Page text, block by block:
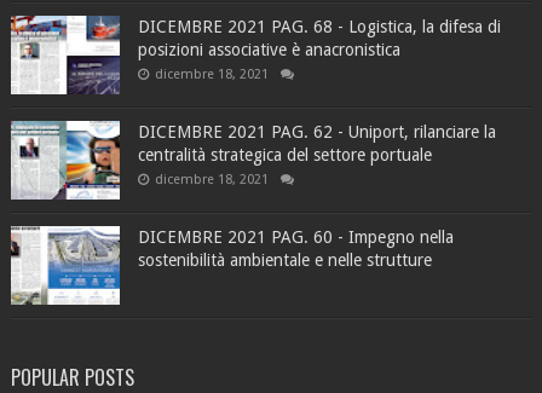
DICEMBRE 2021 PAG. 68 - Logistica, la difesa di
posizioni associative è anacronistica
dicembre 18, 2021
DICEMBRE 2021 PAG. 62 - Uniport, rilanciare la
centralità strategica del settore portuale
dicembre 18, 2021
DICEMBRE 2021 PAG. 60 - Impegno nella
sostenibilità ambientale e nelle strutture
POPULAR POSTS